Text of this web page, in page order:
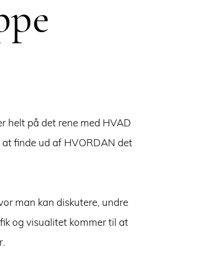
helt på det rene med HVAD
finde ud af HVORDAN det
man kan diskutere, undre
og visualitet kommer til at